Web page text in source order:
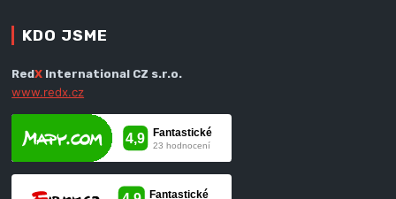
KDO JSME
RedX International CZ s.r.o.
www.redx.cz